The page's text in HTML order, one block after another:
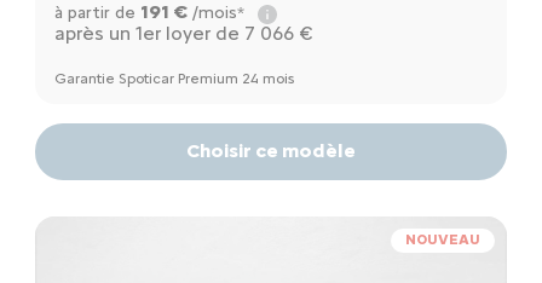
à partir de 191 €/mois*
après un 1er loyer de 7 066 €
Garantie Spoticar Premium 24 mois
Choisir ce modèle
NOUVEAU